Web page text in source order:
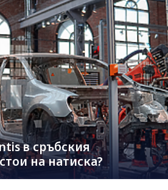
в сръбския
на натиска?